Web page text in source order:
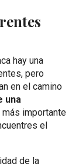
hay una
pero
en el camino
una
más importante
el
de la